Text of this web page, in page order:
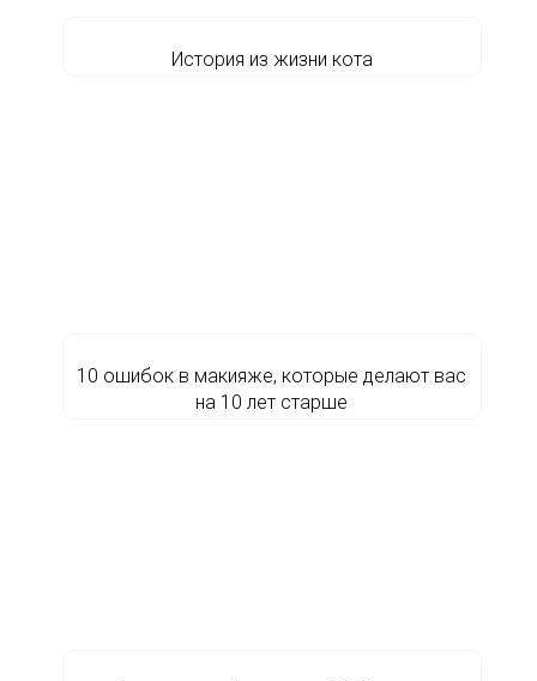
История из жизни кота
10 ошибок в макияже, которые делают вас
на 10 лет старше